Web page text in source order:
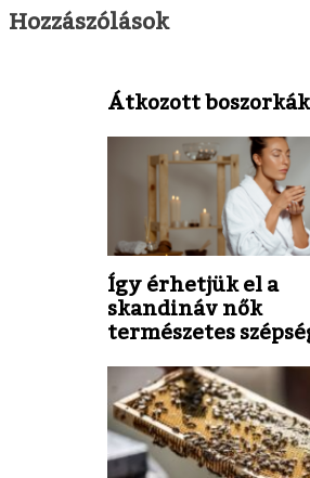
Hozzászólások
Átkozott boszorkák
Így érhetjük el a
skandináv nők
természetes